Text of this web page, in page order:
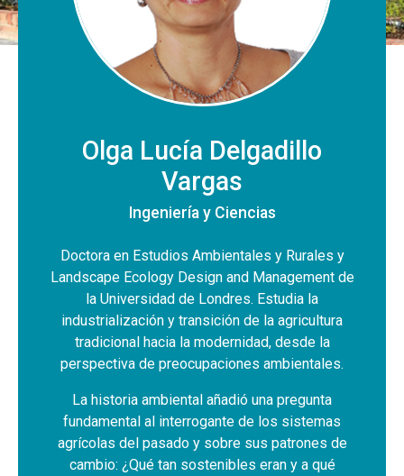
Olga Lucía Delgadillo
Vargas
Ingeniería y Ciencias
Doctora en Estudios Ambientales y Rurales y
Landscape Ecology Design and Management de
la Universidad de Londres. Estudia la
industrialización y transición de la agricultura
tradicional hacia la modernidad, desde la
perspectiva de preocupaciones ambientales.
La historia ambiental añadió una pregunta
fundamental al interrogante de los sistemas
agrícolas del pasado y sobre sus patrones de
cambio: ¿Qué tan sostenibles eran y a qué